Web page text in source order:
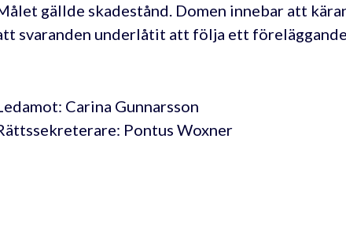
gällde skadestånd. Domen innebar att
svaranden underlåtit att följa ett
Carina Gunnarsson
Pontus Woxner